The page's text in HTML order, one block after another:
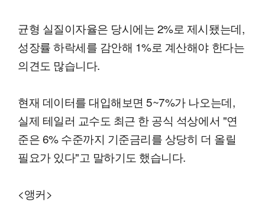
균형 실질이자율은 당시에는 2%로 제시됐는데,
성장률 하락세를 감안해 1%로 계산해야 한다는
의견도 많습니다.
현재 데이터를 대입해보면 5~7%가 나오는데,
실제 테일러 교수도 최근 한 공식 석상에서 "연
준은 6% 수준까지 기준금리를 상당히 더 올릴
필요가 있다"고 말하기도 했습니다.
<앵커>